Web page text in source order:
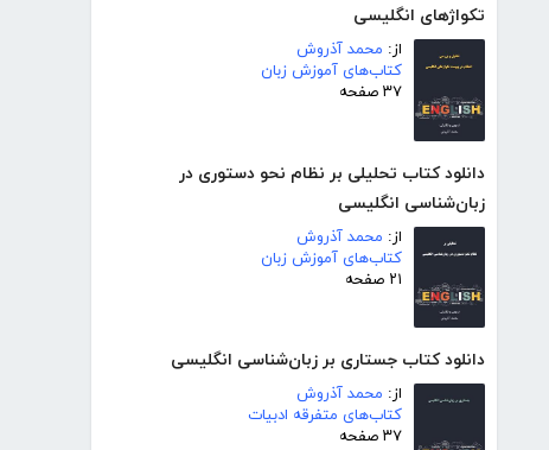
تکواژهای انگلیسی
از: محمد آذروش
کتاب‌های آموزش زبان
۳۷ صفحه
دانلود کتاب تحلیلی بر نظام نحو دستوری در
زبان‌شناسی انگلیسی
از: محمد آذروش
کتاب‌های آموزش زبان
۲۱ صفحه
دانلود کتاب جستاری بر زبان‌شناسی انگلیسی
از: محمد آذروش
کتاب‌های متفرقه ادبیات
۳۷ صفحه